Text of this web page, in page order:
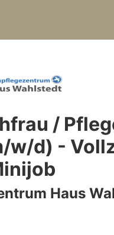
/
w/d) -
Haus